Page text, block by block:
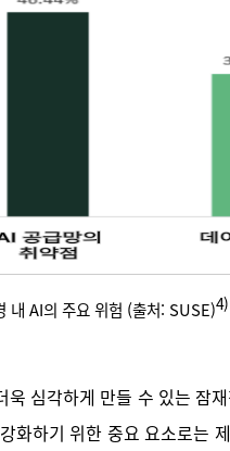
AI의 주요 위험 (출처: SUSE)4)
심각하게 만들 수 있는 잠
화하기 위한 중요 요소로는